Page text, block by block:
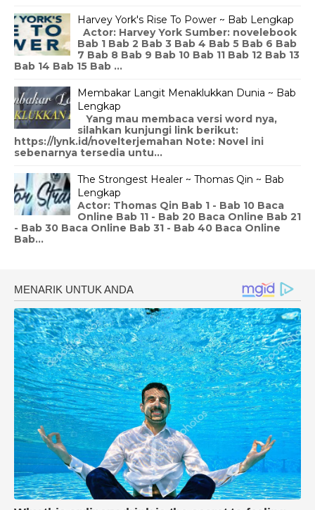
Harvey York's Rise To Power ~ Bab Lengkap
Actor: Harvey York Sumber: novelebook
Bab 1 Bab 2 Bab 3 Bab 4 Bab 5 Bab 6 Bab
7 Bab 8 Bab 9 Bab 10 Bab 11 Bab 12 Bab 13
Bab 14 Bab 15 Bab ...
Membakar Langit Menaklukkan Dunia ~ Bab
Lengkap
Yang mau membaca versi word nya,
silahkan kunjungi link berikut:
https://lynk.id/novelterjemahan Note: Novel ini
sebenarnya tersedia untu...
The Strongest Healer ~ Thomas Qin ~ Bab
Lengkap
Actor: Thomas Qin Bab 1 - Bab 10 Baca
Online Bab 11 - Bab 20 Baca Online Bab 21
- Bab 30 Baca Online Bab 31 - Bab 40 Baca Online
Bab...